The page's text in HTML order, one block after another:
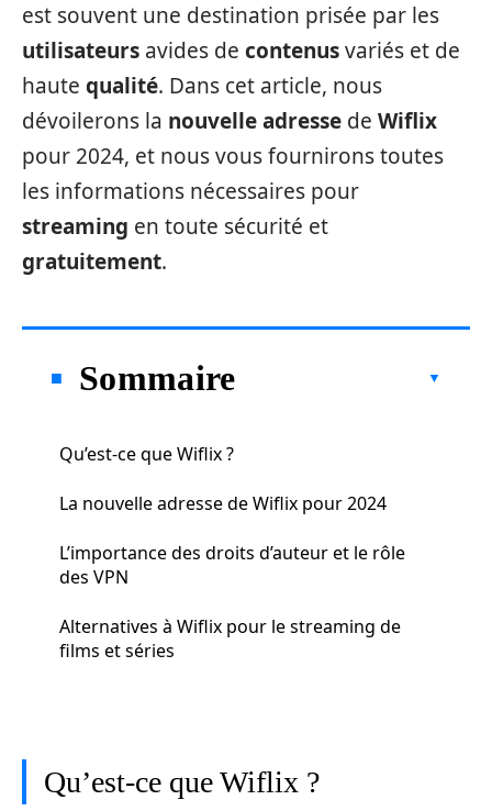
est souvent une destination prisée par les
utilisateurs avides de contenusvariés et de
haute qualité. Dans cet article, nous
dévoilerons la nouvelle adresse de Wiflix
pour 2024, et nous vous fournirons toutes
les informations nécessaires pour
streaming en toute sécurité et
gratuitement.
Sommaire
Qu’est-ce que Wiflix ?
La nouvelle adresse de Wiflix pour 2024
L’importance des droits d’auteur et le rôle
des VPN
Alternatives à Wiflix pour le streaming de
films et séries
Qu’est-ce que Wiflix ?